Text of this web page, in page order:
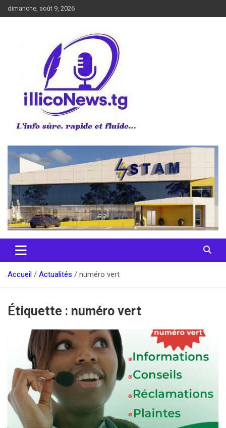
Aller
au
dimanche, août 9, 2026
illiconews
Accueil Actualités numéro vert
Étiquette : numéro vert